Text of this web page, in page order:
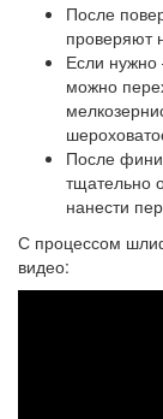
После
проверяют
Если нужно
можно
После
тщательно
нанести
С процессом
видео: